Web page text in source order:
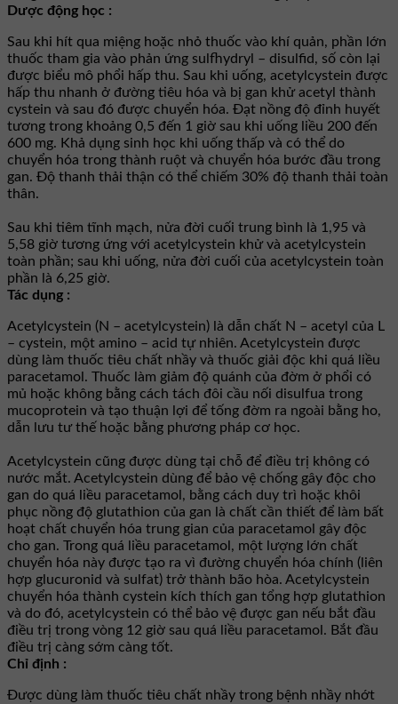
Dược động học :
Sau khi hít qua miệng hoặc nhỏ thuốc vào khí quản, phần lớn
thuốc tham gia vào phản ứng sulfhydryl – disulfid, số còn lại
được biểu mô phổi hấp thu. Sau khi uống, acetylcystein được
hấp thu nhanh ở đường tiêu hóa và bị gan khử acetyl thành
cystein và sau đó được chuyển hóa. Ðạt nồng độ đỉnh huyết
tương trong khoảng 0,5 đến 1 giờ sau khi uống liều 200 đến
600 mg. Khả dụng sinh học khi uống thấp và có thể do
chuyển hóa trong thành ruột và chuyển hóa bước đầu trong
gan. Ðộ thanh thải thận có thể chiếm 30% độ thanh thải toàn
thân.
Sau khi tiêm tĩnh mạch, nửa đời cuối trung bình là 1,95 và
5,58 giờ tương ứng với acetylcystein khử và acetylcystein
toàn phần; sau khi uống, nửa đời cuối của acetylcystein toàn
phần là 6,25 giờ.
Tác dụng :
Acetylcystein (N – acetylcystein) là dẫn chất N – acetyl của L
– cystein, một amino – acid tự nhiên. Acetylcystein được
dùng làm thuốc tiêu chất nhầy và thuốc giải độc khi quá liều
paracetamol. Thuốc làm giảm độ quánh của đờm ở phổi có
mủ hoặc không bằng cách tách đôi cầu nối disulfua trong
mucoprotein và tạo thuận lợi để tống đờm ra ngoài bằng ho,
dẫn lưu tư thế hoặc bằng phương pháp cơ học.
Acetylcystein cũng được dùng tại chỗ để điều trị không có
nước mắt. Acetylcystein dùng để bảo vệ chống gây độc cho
gan do quá liều paracetamol, bằng cách duy trì hoặc khôi
phục nồng độ glutathion của gan là chất cần thiết để làm bất
hoạt chất chuyển hóa trung gian của paracetamol gây độc
cho gan. Trong quá liều paracetamol, một lượng lớn chất
chuyển hóa này được tạo ra vì đường chuyển hóa chính (liên
hợp glucuronid và sulfat) trở thành bão hòa. Acetylcystein
chuyển hóa thành cystein kích thích gan tổng hợp glutathion
và do đó, acetylcystein có thể bảo vệ được gan nếu bắt đầu
điều trị trong vòng 12 giờ sau quá liều paracetamol. Bắt đầu
điều trị càng sớm càng tốt.
Chỉ định :
Ðược dùng làm thuốc tiêu chất nhầy trong bệnh nhầy nhớt